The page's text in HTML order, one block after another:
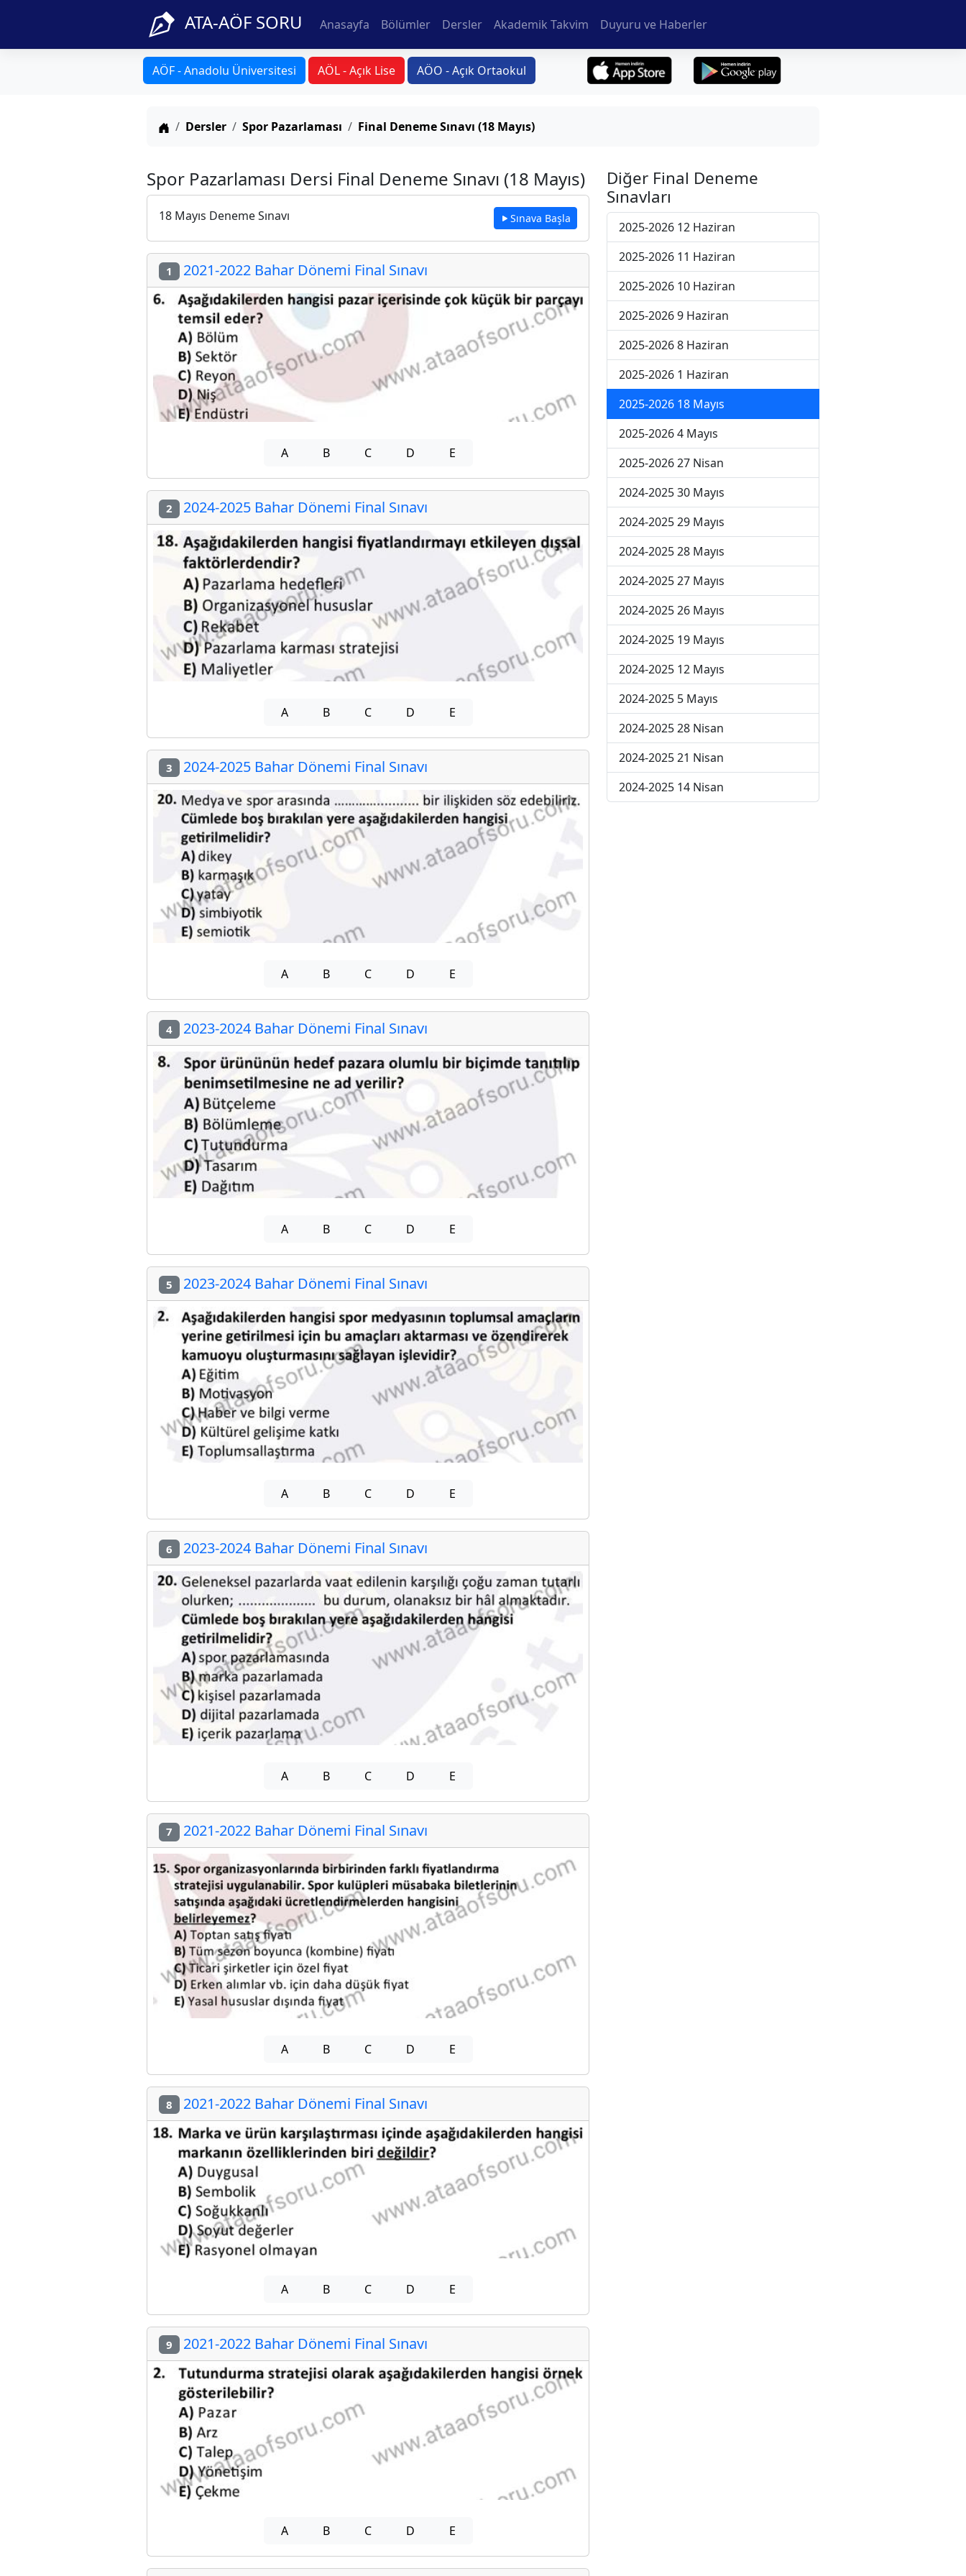
ATA-AÖF SORU Anasayfa Bölümler Dersler Akademik Takvim Duyuru ve Haberler
AÖF - Anadolu Üniversitesi AÖL - Açık Lise AÖO - Açık Ortaokul
Anasayfa
Dersler Spor Pazarlaması Final Deneme Sınavı (18 Mayıs)
Spor Pazarlaması Dersi Final Deneme Sınavı (18 Mayıs)
18 Mayıs Deneme Sınavı Sınava Başla
1 2021-2022 Bahar Dönemi Final Sınavı
A B C D E
2 2024-2025 Bahar Dönemi Final Sınavı
A B C D E
3 2024-2025 Bahar Dönemi Final Sınavı
A B C D E
4 2023-2024 Bahar Dönemi Final Sınavı
A B C D E
5 2023-2024 Bahar Dönemi Final Sınavı
A B C D E
6 2023-2024 Bahar Dönemi Final Sınavı
A B C D E
7 2021-2022 Bahar Dönemi Final Sınavı
A B C D E
8 2021-2022 Bahar Dönemi Final Sınavı
A B C D E
9 2021-2022 Bahar Dönemi Final Sınavı
A B C D E
Diğer Final Deneme
Sınavları
2025-2026 12 Haziran
2025-2026 11 Haziran
2025-2026 10 Haziran
2025-2026 9 Haziran
2025-2026 8 Haziran
2025-2026 1 Haziran
2025-2026 18 Mayıs
2025-2026 4 Mayıs
2025-2026 27 Nisan
2024-2025 30 Mayıs
2024-2025 29 Mayıs
2024-2025 28 Mayıs
2024-2025 27 Mayıs
2024-2025 26 Mayıs
2024-2025 19 Mayıs
2024-2025 12 Mayıs
2024-2025 5 Mayıs
2024-2025 28 Nisan
2024-2025 21 Nisan
2024-2025 14 Nisan